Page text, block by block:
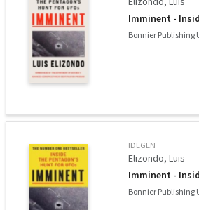
Imminent -
Bonnier Publishing
IDEGEN
Elizondo, Luis
Imminent -
Bonnier Publishing